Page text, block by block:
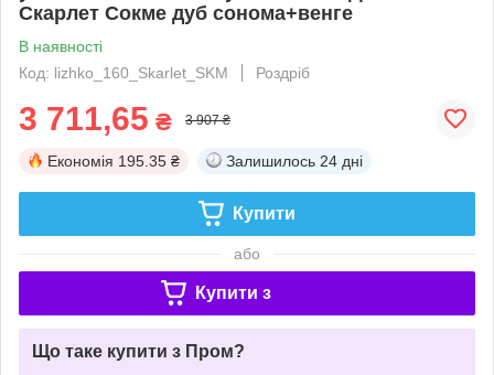
Скарлет Сокме дуб сонома+венге
В наявності
Код: lizhko_160_Skarlet_SKM
Роздріб
3 711,65 ₴ 3 907 ₴
Економія 195.35 ₴ Залишилось 24 дні
Купити
або
Купити з
Що таке купити з Пром?